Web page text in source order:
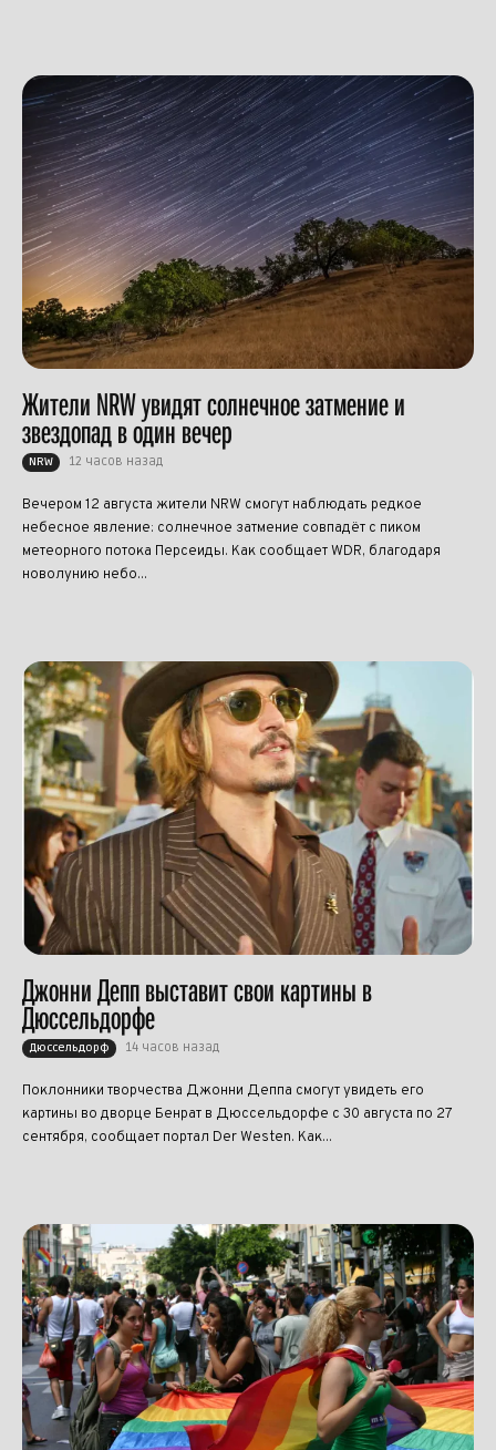
Жители NRW увидят солнечное затмение и
звездопад в один вечер
NRW 12 часов назад
Вечером 12 августа жители NRW смогут наблюдать редкое
небесное явление: солнечное затмение совпадёт с пиком
метеорного потока Персеиды. Как сообщает WDR, благодаря
новолунию небо...
Джонни Депп выставит свои картины в
Дюссельдорфе
Дюссельдорф 14 часов назад
Поклонники творчества Джонни Деппа смогут увидеть его
картины во дворце Бенрат в Дюссельдорфе с 30 августа по 27
сентября, сообщает портал Der Westen. Как...